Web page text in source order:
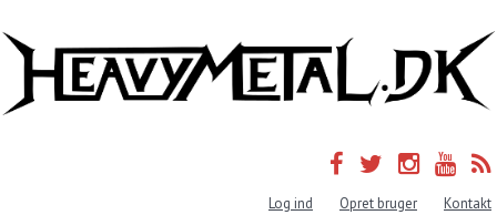
Log ind Opret bruger Kontakt